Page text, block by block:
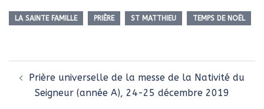
LA SAINTE FAMILLE PRIÈRE ST MATTHIEU TEMPS DE NOËL
d’article
Prière universelle de la messe de la Nativité du
Seigneur (année A), 24-25 décembre 2019